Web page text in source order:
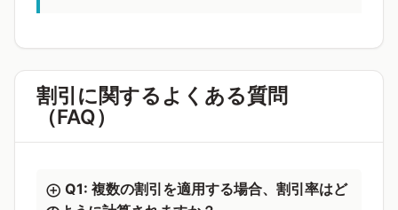
割引に関するよくある質問
（FAQ）
Q1: 複数の割引を適用する場合、割引率はど